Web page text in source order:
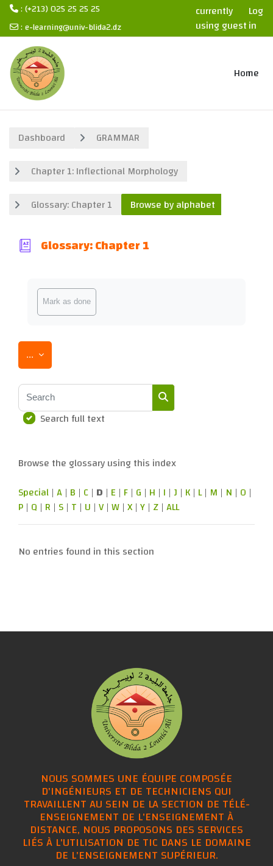
Skip to main content
: (+213) 025 25 25 25
:e-learning@univ-blida2.dz
currently
using guest
access
Log
in
Home
Dashboard
GRAMMAR
Chapter 1: Inflectional Morphology
Glossary: Chapter 1
Browse by alphabet
Glossary: Chapter 1
Completion requirements
Mark as done
... Export entries
Search
Search
Search full text
Browse the glossary using this index
Special | A | B | C | D | E | F | G | H | I | J | K | L| M | N | O |
P | Q | R | S | T | U | V | W | X | Y | Z | ALL
No entries found in this section
NOUS SOMMES UNE ÉQUIPE COMPOSÉE
D'INGÉNIEURS ET DE TECHNICIENS QUI
TRAVAILLENT AU SEIN DE LA SECTION DE TÉLÉ-
ENSEIGNEMENT DE L'ENSEIGNEMENT À
DISTANCE, NOUS PROPOSONS DES SERVICES
LIÉS À L'UTILISATION DE TIC DANS LE DOMAINE
DE L'ENSEIGNEMENT SUPÉRIEUR.